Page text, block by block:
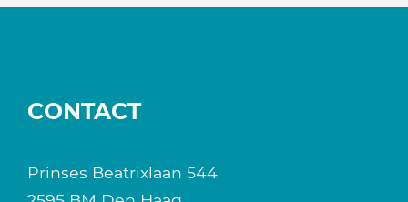
CONTACT
Prinses Beatrixlaan 544